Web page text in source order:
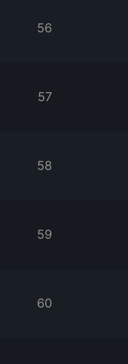
56
57
58
59
60